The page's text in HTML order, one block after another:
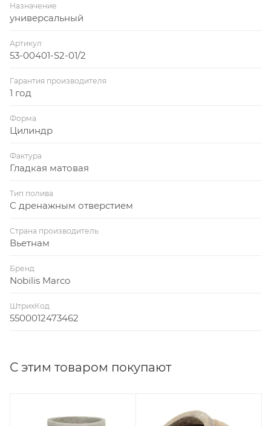
Назначение
универсальный
Артикул
53-00401-S2-01/2
Гарантия производителя
1 год
Форма
Цилиндр
Фактура
Гладкая матовая
Тип полива
С дренажным отверстием
Страна производитель
Вьетнам
Бренд
Nobilis Marco
ШтрихКод
5500012473462
С этим товаром покупают